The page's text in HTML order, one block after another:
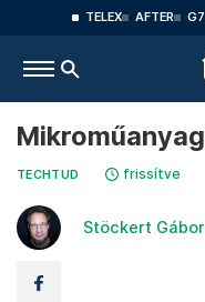
TELEX AFTER G7
TECHTUD frissítve
Stöckert Gábor